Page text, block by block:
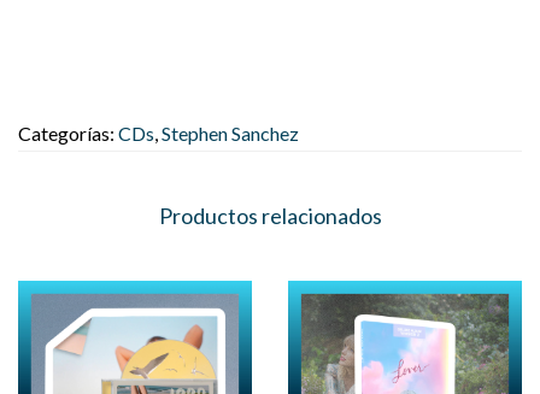
Categorías: CDs,Stephen Sanchez
Productos relacionados